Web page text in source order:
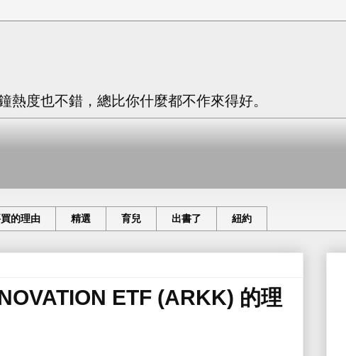
熱度也不錯，總比你什麼都不作來得好。
的理由 精選 育兒 出書了 紐約
ETF (ARKK) 的理